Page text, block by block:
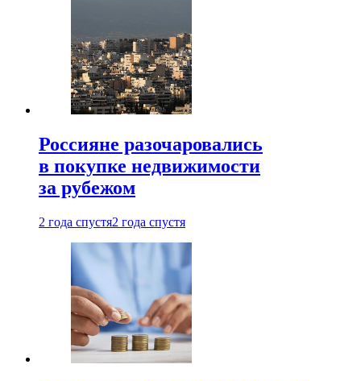
Россияне разочаровались
в покупке недвижимости
за рубежом
2 года спустя2 года спустя